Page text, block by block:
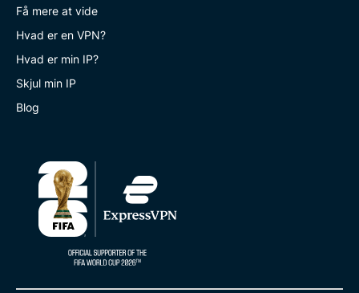
Få mere at vide
Hvad er en VPN?
Hvad er min IP?
Skjul min IP
Blog